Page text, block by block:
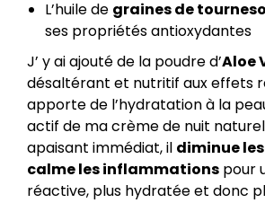
L’huile de graines de
ses propriétés antioxydantes
J’ y ai ajouté de la poudre d’Aloe
désaltérant et nutritif aux effets
apporte de l’hydratation à la
actif de ma crème de nuit
apaisant immédiat, il diminue
calme les inflammations pour
réactive, plus hydratée et donc